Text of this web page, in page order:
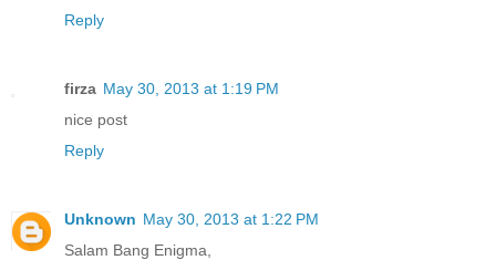
Reply
firza May 30, 2013 at 1:19 PM
nice post
Reply
Unknown May 30, 2013 at 1:22 PM
Salam Bang Enigma,